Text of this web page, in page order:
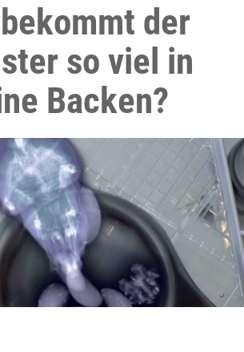
der
so viel in
Backen?